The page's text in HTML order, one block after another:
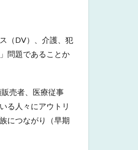
（DV）、介護、犯
問題であることか
売者、医療従事
る人々にアウトリ
につながり（早期